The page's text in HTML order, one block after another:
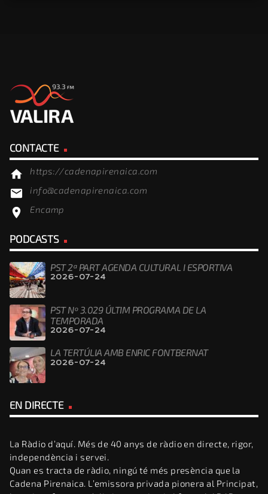
CONTACTE
home https://cadenapirenaica.com
email info@cadenapirenaica.com
location_on Encamp
PODCASTS
PST 2ª PART AGENDA CULTURAL I ESPORTIVA
2026-07-24
PST Nº 3.029 ÚLTIM PROGRAMA DE LA
TEMPORADA
2026-07-24
LA TERTÚLIA AMB ENRIC FONTBERNAT
2026-07-24
EN DIRECTE
La Ràdio d’aquí. Més de 40 anys de ràdio en directe, rigor,
independència i servei.
Quan es tracta de ràdio, ningú té més presència que la
Cadena Pirenaica. L’emissora privada pionera al Principat,